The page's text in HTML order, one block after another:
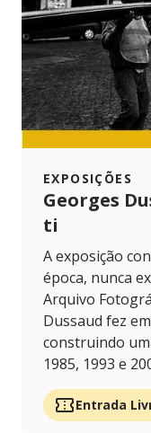
EXPOSIÇÕES
Georges
ti
A exposição
época, nunca
Arquivo
Dussaud fez
construindo
1985, 1993 e
Entrada